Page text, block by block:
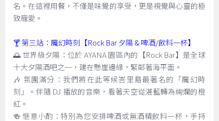
名。在這裡用餐，不僅是味覺的享受，更是視覺與心靈的極
致寵愛。
🍸 第三站：魔幻時刻【Rock Bar 夕陽 & 啤酒/飲料一杯】
🌅 世界級夕陽：位於 AYANA 園區內的【Rock Bar】是全球
十大夕陽酒吧之一，建在懸崖邊緣，緊鄰著海平面。
🎶 氛圍滿分：我們將在此等候峇里島最著名的「魔幻時
刻」。伴隨 DJ 播放的音樂，看著天空從湛藍轉為絢爛的橙
紅。
🍻 愜意小酌：特別為您安排啤酒或無酒精飲料一杯，手持